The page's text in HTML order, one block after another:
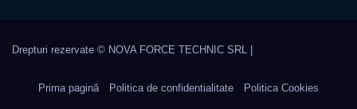
Prima pagină Politica de confidentialitate Politica Cookies